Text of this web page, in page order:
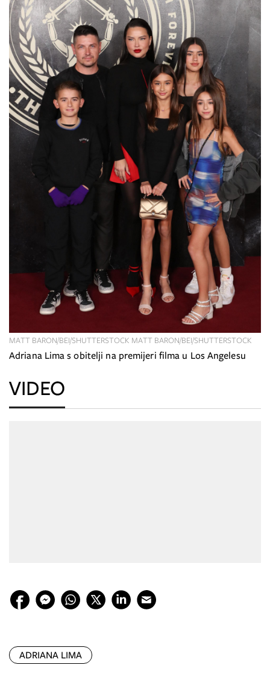
Adriana Lima s obitelji na premijeri filma u Los Angelesu
MATT BARON/BEI/SHUTTERSTOCK MATT BARON/BEI/SHUTTERSTOCK
VIDEO
ADRIANA LIMA